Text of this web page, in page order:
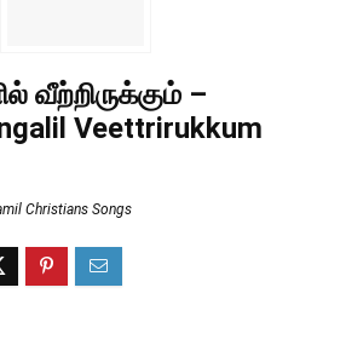
வீற்றிருக்கும் –
Veettrirukkum
Christians Songs